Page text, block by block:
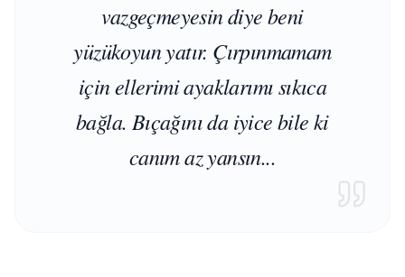
vazgeçmeyesin diye beni
yüzükoyun yatır. Çırpınmamam
için ellerimi ayaklarımı sıkıca
bağla. Bıçağını da iyice bile ki
canım az yansın...